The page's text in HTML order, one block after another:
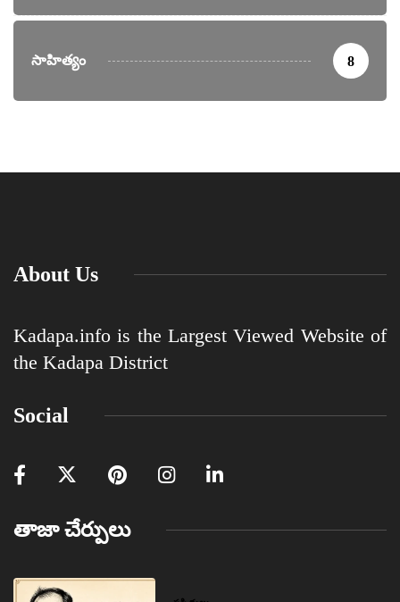
సాహిత్యం 8
About Us
Kadapa.info is the Largest Viewed Website of
the Kadapa District
Social
తాజా చేర్పులు